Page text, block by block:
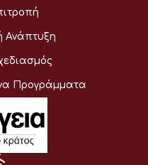
Ανάπτυξη
Προγράμματα